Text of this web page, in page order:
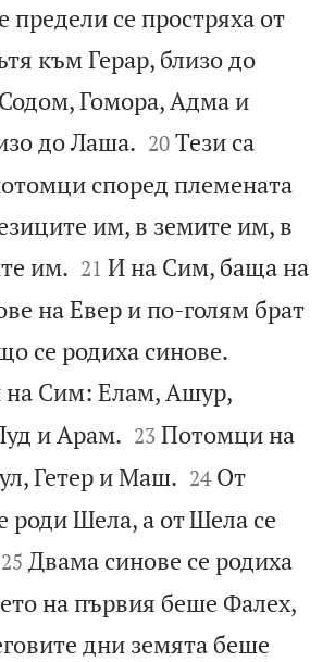
предели се простряха от
към Герар, близо до
Гомора, Адма и
до Лаша. 

20 Тези са
според племената
им, в земите им, в
им. 

21 И на Сим, баща на
на Евер и по-голям брат
се родиха синове.
Сим: Елам, Ашур,
и Арам. 

23 Потомци на
Гетер и Маш. 

24 От
роди Шела, а от Шела се


25 Двама синове се родиха
на първия беше Фалех,
дни земята беше